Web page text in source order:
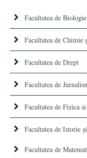
Facultatea de
Facultatea de Chimie
Facultatea de Drept
Facultatea de
Facultatea de Fizica
Facultatea de Istorie
Facultatea de